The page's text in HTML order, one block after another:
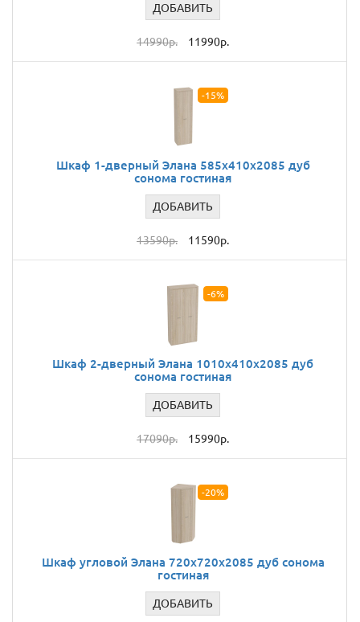
ДОБАВИТЬ
14990р. 11990р.
-15%
Шкаф 1-дверный Элана 585х410х2085 дуб
сонома гостиная
ДОБАВИТЬ
13590р. 11590р.
-6%
Шкаф 2-дверный Элана 1010x410x2085 дуб
сонома гостиная
ДОБАВИТЬ
17090р. 15990р.
-20%
Шкаф угловой Элана 720х720х2085 дуб сонома
гостиная
ДОБАВИТЬ